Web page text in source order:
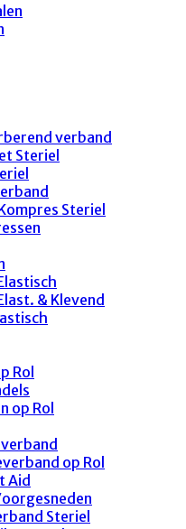
verband
Steriel
Steriel
& Klevend
Rol
op Rol
op Rol
Aid
Steriel